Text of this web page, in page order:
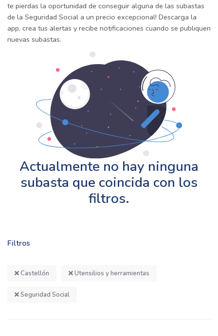
Filtros
Castellón Utensilios y herramientas
Seguridad Social
te pierdas la oportunidad de conseguir alguna de las subastas
de la Seguridad Social a un precio excepcional! Descarga la
app, crea tus alertas y recibe notificaciones cuando se publiquen
nuevas subastas.
Actualmente no hay ninguna
subasta que coincida con los
filtros.